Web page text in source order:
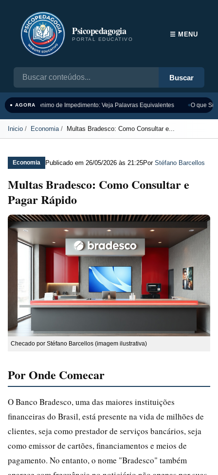
Psicopedagogia
PORTAL EDUCATIVO
Buscar
☰ MENU
● AGORASinônimo de Impedimento: Veja Palavras Equivalentes O que
Inicio Economia Multas Bradesco: Como Consultar e...
Economia Publicado em 26/05/2026 às 21:25Por Stéfano Barcellos
Multas Bradesco: Como Consultar e
Pagar Rápido
Checado por Stéfano Barcellos (imagem ilustrativa)
Por Onde Comecar
O Banco Bradesco, uma das maiores instituições
financeiras do Brasil, está presente na vida de milhões de
clientes, seja como prestador de serviços bancários, seja
como emissor de cartões, financiamentos e meios de
pagamento. No entanto, o nome "Bradesco" também